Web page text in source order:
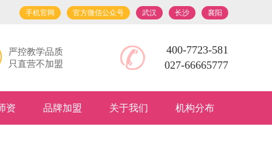
襄阳
长沙
武汉
官方微信公众号
手机官网
严控教学品质
只直营不加盟
400-7723-581
027-66665777
资 品牌加盟 关于我们 机构分布